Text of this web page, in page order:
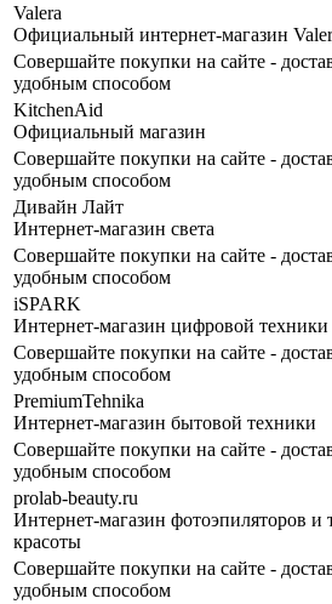
Valera
Официальный интернет-магазин
Совершайте покупки на сайте -
удобным способом
KitchenАid
Официальный магазин
Совершайте покупки на сайте -
удобным способом
Дивайн Лайт
Интернет-магазин света
Совершайте покупки на сайте -
удобным способом
iSPARK
Интернет-магазин цифровой техники
Совершайте покупки на сайте -
удобным способом
PremiumTehnika
Интернет-магазин бытовой техники
Совершайте покупки на сайте -
удобным способом
prolab-beauty.ru
Интернет-магазин фотоэпиляторов и
красоты
Совершайте покупки на сайте -
удобным способом